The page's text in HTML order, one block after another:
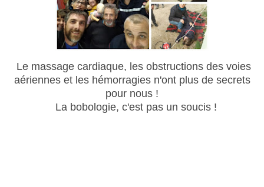
Le massage cardiaque, les obstructions des voies
aériennes et les hémorragies n'ont plus de secrets
pour nous !
La bobologie, c'est pas un soucis !